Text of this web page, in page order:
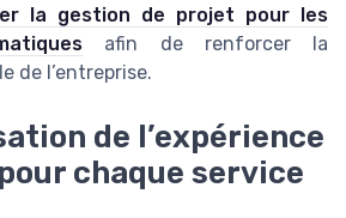
la gestion de projet pour les
afin de renforcer la
de l’entreprise.
de l’expérience
chaque service